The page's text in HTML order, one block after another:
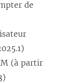
de
(à partir